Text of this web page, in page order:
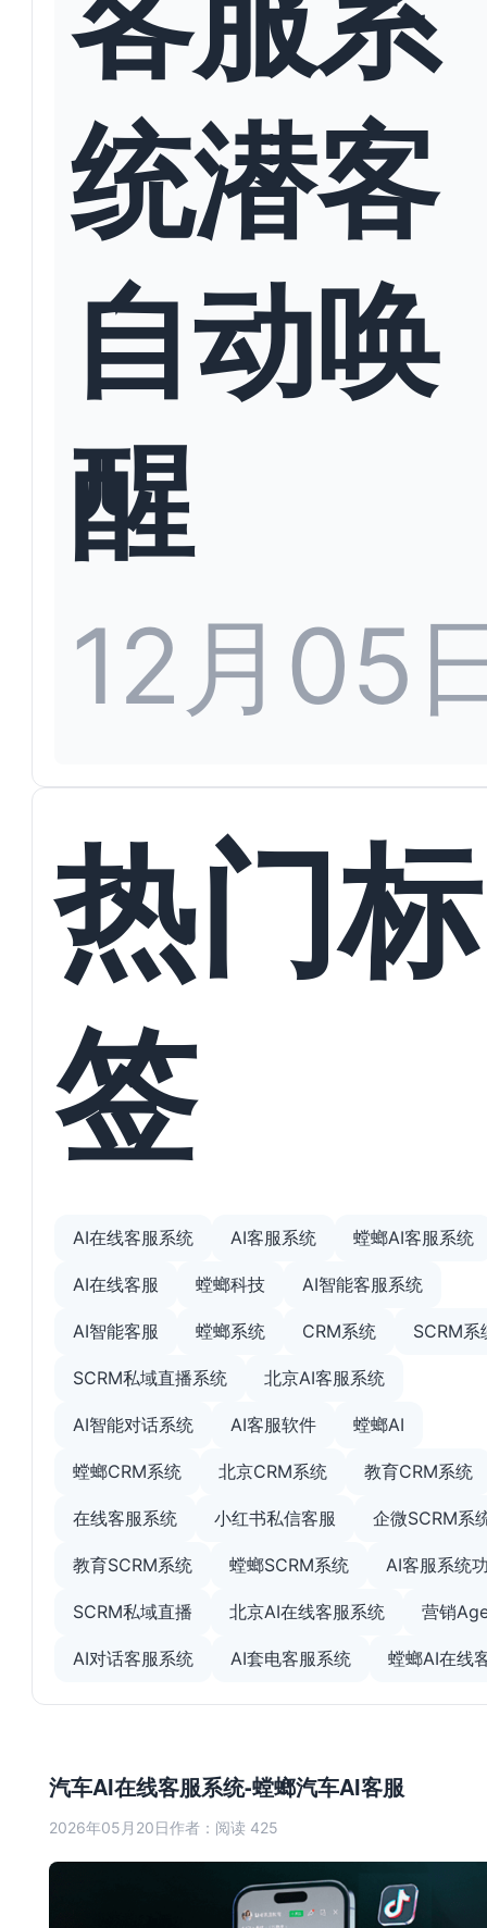
汽车AI在线客服系统-螳螂汽车AI客服
2026年05月20日作者： 阅读 425
统潜客
自动唤
醒
12月05
热门标
签
AI在线客服系统 AI客服系统 螳螂AI客服系统
AI在线客服 螳螂科技 AI智能客服系统
AI智能客服 螳螂系统 CRM系统 SCRM系
SCRM私域直播系统 北京AI客服系统
AI智能对话系统 AI客服软件 螳螂AI
螳螂CRM系统 北京CRM系统 教育CRM系统
在线客服系统 小红书私信客服 企微SCRM系
教育SCRM系统 螳螂SCRM系统 AI客服系统
SCRM私域直播 北京AI在线客服系统 营销
AI对话客服系统 AI套电客服系统 螳螂AI在线